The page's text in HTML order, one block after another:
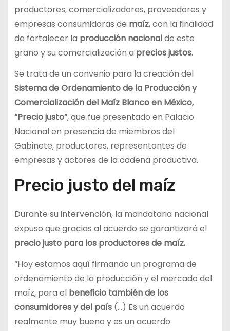
productores, comercializadores, proveedores y
empresas consumidoras de maíz, con la finalidad
de fortalecer la producción nacionalde este
grano y su comercialización a precios justos.
Se trata de un convenio para la creación del
Sistema de Ordenamiento de la Producción y
Comercialización del Maíz Blanco en México,
“Precio justo”, que fue presentado en Palacio
Nacional en presencia de miembros del
Gabinete, productores, representantes de
empresas y actores de la cadena productiva.
Precio justo del maíz
Durante su intervención, la mandataria nacional
expuso que gracias al acuerdo se garantizará el
precio justo para los productores de maíz.
“Hoy estamos aquí firmando un programa de
ordenamiento de la producción y el mercado del
maíz, para elbeneficio también de los
consumidores y del país (…) Es un acuerdo
realmente muy bueno y es un acuerdo